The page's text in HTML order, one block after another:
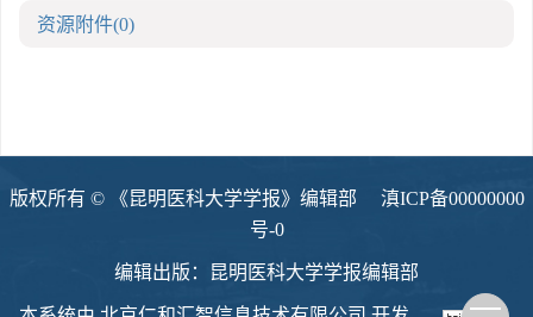
资源附件(0)
版权所有 © 《昆明医科大学学报》编辑部 滇ICP备00000000
号-0
编辑出版：昆明医科大学学报编辑部